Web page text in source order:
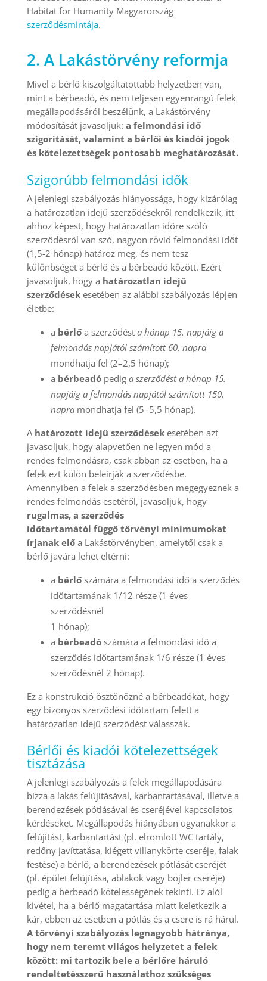
Habitat for Humanity Magyarország
szerződésmintája.
2. A Lakástörvény reformja
Mivel a bérlő kiszolgáltatottabb helyzetben van,
mint a bérbeadó, és nem teljesen egyenrangú felek
megállapodásáról beszélünk, a Lakástörvény
módosítását javasoljuk: a felmondási idő
szigorítását, valamint a bérlői és kiadói jogok
és kötelezettségek pontosabb meghatározását.
Szigorúbb felmondási idők
A jelenlegi szabályozás hiányossága, hogy kizárólag
a határozatlan idejű szerződésekről rendelkezik, itt
ahhoz képest, hogy határozatlan időre szóló
szerződésről van szó, nagyon rövid felmondási időt
(1,5-2 hónap) határoz meg, és nem tesz
különbséget a bérlő és a bérbeadó között. Ezért
javasoljuk, hogy a határozatlan idejű
szerződésekesetében az alábbi szabályozás lépjen
életbe:
a bérlőa szerződést a hónap 15. napjáig a
felmondás napjától számított 60. napra
mondhatja fel (2–2,5 hónap);
a bérbeadópedig a szerződést a hónap 15.
napjáig a felmondás napjától számított 150.
napramondhatja fel (5–5,5 hónap).
A határozott idejű szerződésekesetében azt
javasoljuk, hogy alapvetően ne legyen mód a
rendes felmondásra, csak abban az esetben, ha a
felek ezt külön beleírják a szerződésbe.
Amennyiben a felek a szerződésben megegyeznek a
rendes felmondás esetéről, javasoljuk, hogy
rugalmas, a szerződés
időtartamától függő törvényi minimumokat
írjanak előa Lakástörvényben, amelytől csak a
bérlő javára lehet eltérni:
a bérlőszámára a felmondási idő a szerződés
időtartamának 1/12 része (1 éves
szerződésnél
1 hónap);
a bérbeadószámára a felmondási idő a
szerződés időtartamának 1/6 része (1 éves
szerződésnél 2 hónap).
Ez a konstrukció ösztönözné a bérbeadókat, hogy
egy bizonyos szerződési időtartam felett a
határozatlan idejű szerződést válasszák.
Bérlői és kiadói kötelezettségek
tisztázása
A jelenlegi szabályozás a felek megállapodására
bízza a lakás felújításával, karbantartásával, illetve a
berendezések pótlásával és cseréjével kapcsolatos
kérdéseket. Megállapodás hiányában ugyanakkor a
felújítást, karbantartást (pl. elromlott WC tartály,
redőny javíttatása, kiégett villanykörte cseréje, falak
festése) a bérlő, a berendezések pótlását cseréjét
(pl. épület felújítása, ablakok vagy bojler cseréje)
pedig a bérbeadó kötelességének tekinti. Ez alól
kivétel, ha a bérlő magatartása miatt keletkezik a
kár, ebben az esetben a pótlás és a csere is rá hárul.
A törvényi szabályozás legnagyobb hátránya,
hogy nem teremt világos helyzetet a felek
között: mi tartozik bele a bérlőre háruló
rendeltetésszerű használathoz szükséges